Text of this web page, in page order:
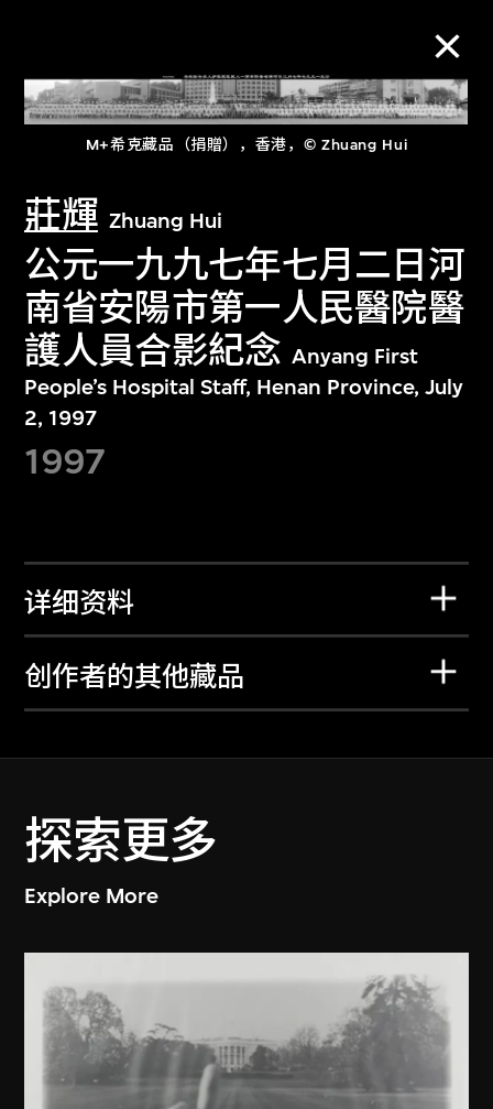
M+希克藏品（捐贈），香港，© Zhuang Hui
莊輝 Zhuang Hui
公元一九九七年七月二日河
南省安陽市第一人民醫院醫
護人員合影紀念 Anyang First
People’s Hospital Staff, Henan Province, July
2, 1997
1997
详细资料
创作者的其他藏品
探索更多
Explore More
M+藏品
进一步筛选
关于M+藏品
探索世界顶级的二十及二十一世纪视觉
文化藏品。